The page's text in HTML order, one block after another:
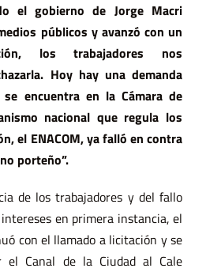
el gobierno de Jorge Macri
públicos y avanzó con un
los trabajadores nos
Hoy hay una demanda
encuentra en la Cámara de
nacional que regula los
el ENACOM, ya falló en contra
porteño”.
de los trabajadores y del fallo
en primera instancia, el
con el llamado a licitación y se
el Canal de la Ciudad al Cale